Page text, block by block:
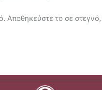
Αποθηκεύστε το σε